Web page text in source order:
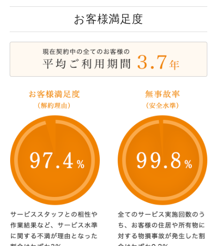
お客様満足度